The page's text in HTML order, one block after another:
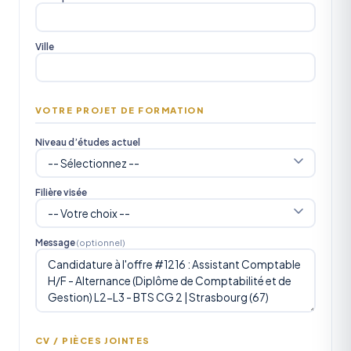
Ville
VOTRE PROJET DE FORMATION
Niveau d’études actuel
Filière visée
Message(optionnel)
CV / PIÈCES JOINTES